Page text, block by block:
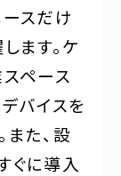
スだけ
ます。ケ
ペース
バイスを
た、設
ぐに導入